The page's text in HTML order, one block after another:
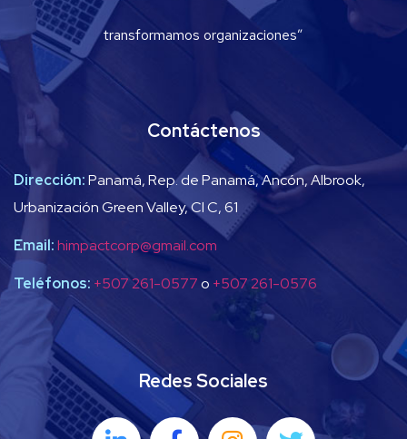
transformamos organizaciones”
Contáctenos
Dirección:Panamá, Rep. de Panamá, Ancón, Albrook,
Urbanización Green Valley, Cl C, 61
Email:himpactcorp@gmail.com
Teléfonos: +507 261-0577o +507 261-0576
Redes Sociales